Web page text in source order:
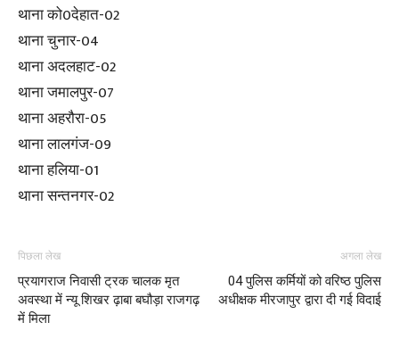
थाना को0देहात-02
थाना चुनार-04
थाना अदलहाट-02
थाना जमालपुर-07
थाना अहरौरा-05
थाना लालगंज-09
थाना हलिया-01
थाना सन्तनगर-02
पिछला लेख
प्रयागराज निवासी ट्रक चालक मृत
अवस्था में न्यू शिखर ढ़ाबा बघौड़ा राजगढ़
में मिला
अगला लेख
04 पुलिस कर्मियों को वरिष्ठ पुलिस
अधीक्षक मीरजापुर द्वारा दी गई विदाई